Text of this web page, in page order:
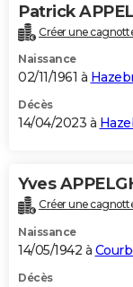
Patrick
Créer une
Naissance
02/11/1961 à
Décès
14/04/2023 à
Yves
Créer une
Naissance
14/05/1942 à
Décès